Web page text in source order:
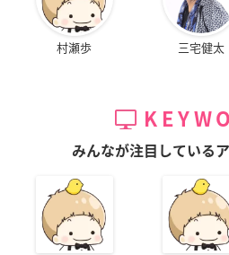
村瀬歩 三宅健太
みんなが注目している